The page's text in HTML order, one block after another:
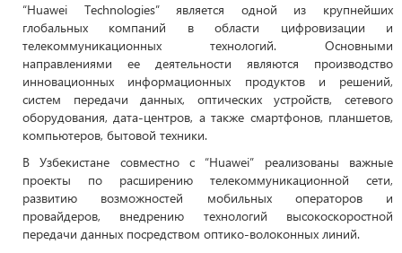
“Huawei Technologies” является одной из крупнейших
глобальных компаний в области цифровизации и
телекоммуникационных технологий. Основными
направлениями ее деятельности являются производство
инновационных информационных продуктов и решений,
систем передачи данных, оптических устройств, сетевого
оборудования, дата-центров, а также смартфонов, планшетов,
компьютеров, бытовой техники.
В Узбекистане совместно с “Huawei” реализованы важные
проекты по расширению телекоммуникационной сети,
развитию возможностей мобильных операторов и
провайдеров, внедрению технологий высокоскоростной
передачи данных посредством оптико-волоконных линий.